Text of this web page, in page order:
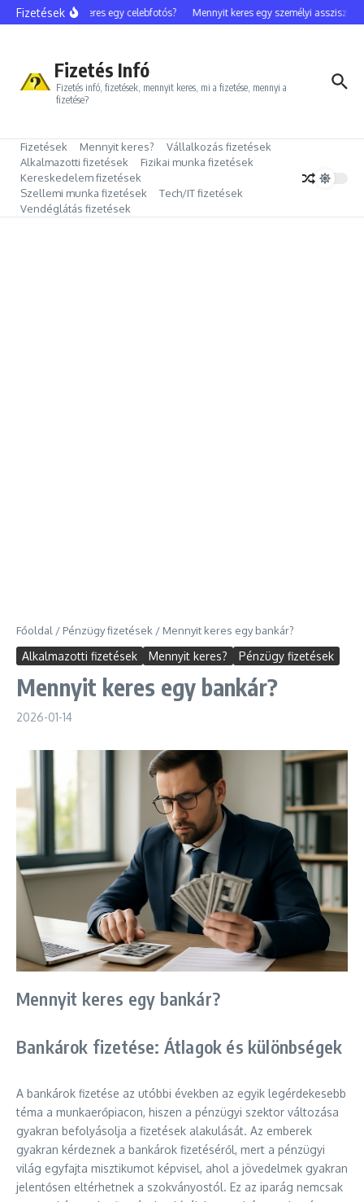
Ugrás a tartalomhoz
Fizetések
Mennyit keres egy celebfotós? Mennyit keres egy személyi asszisztens?
Fizetés Infó
Fizetés infó, fizetések, mennyit keres, mi a fizetése, mennyi a
fizetése?
Fizetések Mennyit keres?
Vállalkozás fizetések
Alkalmazotti fizetések
Fizikai munka fizetések
Kereskedelem fizetések
Szellemi munka fizetések
Tech/IT fizetések
Vendéglátás fizetések
Főoldal / Pénzügy fizetések / Mennyit keres egy bankár?
Alkalmazotti fizetések Mennyit keres? Pénzügy fizetések
Mennyit keres egy bankár?
2026-01-14
Mennyit keres egy bankár?
Bankárok fizetése: Átlagok és különbségek
A bankárok fizetése az utóbbi években az egyik legérdekesebb
téma a munkaerőpiacon, hiszen a pénzügyi szektor változása
gyakran befolyásolja a fizetések alakulását. Az emberek
gyakran kérdeznek a bankárok fizetéséről, mert a pénzügyi
világ egyfajta misztikumot képvisel, ahol a jövedelmek gyakran
jelentősen eltérhetnek a szokványostól. Ez az iparág nemcsak